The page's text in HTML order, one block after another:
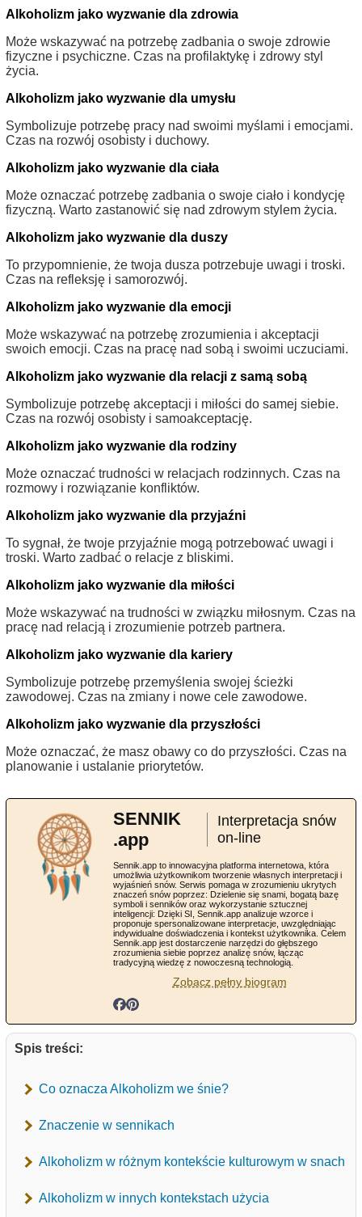
Alkoholizm jako wyzwanie dla zdrowia
Może wskazywać na potrzebę zadbania o swoje zdrowie
fizyczne i psychiczne. Czas na profilaktykę i zdrowy styl
życia.
Alkoholizm jako wyzwanie dla umysłu
Symbolizuje potrzebę pracy nad swoimi myślami i emocjami.
Czas na rozwój osobisty i duchowy.
Alkoholizm jako wyzwanie dla ciała
Może oznaczać potrzebę zadbania o swoje ciało i kondycję
fizyczną. Warto zastanowić się nad zdrowym stylem życia.
Alkoholizm jako wyzwanie dla duszy
To przypomnienie, że twoja dusza potrzebuje uwagi i troski.
Czas na refleksję i samorozwój.
Alkoholizm jako wyzwanie dla emocji
Może wskazywać na potrzebę zrozumienia i akceptacji
swoich emocji. Czas na pracę nad sobą i swoimi uczuciami.
Alkoholizm jako wyzwanie dla relacji z samą sobą
Symbolizuje potrzebę akceptacji i miłości do samej siebie.
Czas na rozwój osobisty i samoakceptację.
Alkoholizm jako wyzwanie dla rodziny
Może oznaczać trudności w relacjach rodzinnych. Czas na
rozmowy i rozwiązanie konfliktów.
Alkoholizm jako wyzwanie dla przyjaźni
To sygnał, że twoje przyjaźnie mogą potrzebować uwagi i
troski. Warto zadbać o relacje z bliskimi.
Alkoholizm jako wyzwanie dla miłości
Może wskazywać na trudności w związku miłosnym. Czas na
pracę nad relacją i zrozumienie potrzeb partnera.
Alkoholizm jako wyzwanie dla kariery
Symbolizuje potrzebę przemyślenia swojej ścieżki
zawodowej. Czas na zmiany i nowe cele zawodowe.
Alkoholizm jako wyzwanie dla przyszłości
Może oznaczać, że masz obawy co do przyszłości. Czas na
planowanie i ustalanie priorytetów.
SENNIK
.app
Interpretacja snów
on-line
Sennik.app to innowacyjna platforma internetowa, która
umożliwia użytkownikom tworzenie własnych interpretacji i
wyjaśnień snów. Serwis pomaga w zrozumieniu ukrytych
znaczeń snów poprzez: Dzielenie się snami, bogatą bazę
symboli i senników oraz wykorzystanie sztucznej
inteligencji: Dzięki SI, Sennik.app analizuje wzorce i
proponuje spersonalizowane interpretacje, uwzględniając
indywidualne doświadczenia i kontekst użytkownika. Celem
Sennik.app jest dostarczenie narzędzi do głębszego
zrozumienia siebie poprzez analizę snów, łącząc
tradycyjną wiedzę z nowoczesną technologią.
Zobacz pełny biogram
Spis treści:
Co oznacza Alkoholizm we śnie?
Znaczenie w sennikach
Alkoholizm w różnym kontekście kulturowym w snach
Alkoholizm w innych kontekstach użycia